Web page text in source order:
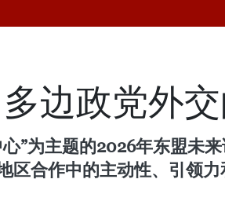
边政党外
”为主题的2026年东盟未
合作中的主动性、引领力